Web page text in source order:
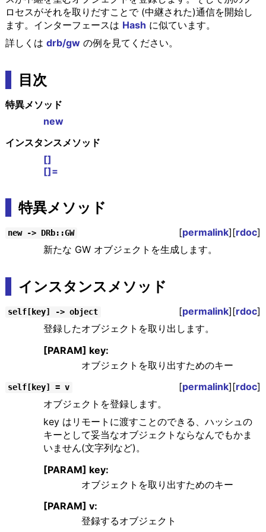
ロセスがそれを取りだすことで (中継された)通信を開始し
ます。インターフェースは Hash に似ています。
詳しくは drb/gwの例を見てください。
目次
特異メソッド
new
インスタンスメソッド
[]
[]=
特異メソッド
new -> DRb::GW [permalink][rdoc]
新たな GW オブジェクトを生成します。
インスタンスメソッド
self[key] -> object [permalink][rdoc]
登録したオブジェクトを取り出します。
[PARAM] key:
オブジェクトを取り出すためのキー
self[key] = v [permalink][rdoc]
オブジェクトを登録します。
key はリモートに渡すことのできる、ハッシュの
キーとして妥当なオブジェクトならなんでもかま
いません(文字列など)。
[PARAM] key:
オブジェクトを取り出すためのキー
[PARAM] v:
登録するオブジェクト